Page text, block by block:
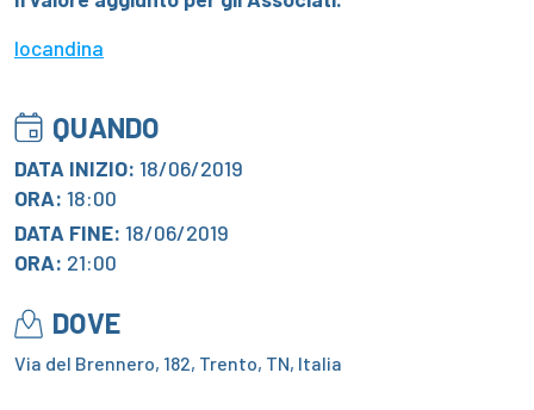
locandina
QUANDO
DATA INIZIO: 18/06/2019
ORA: 18:00
DATA FINE: 18/06/2019
ORA: 21:00
DOVE
Via del Brennero, 182, Trento, TN, Italia